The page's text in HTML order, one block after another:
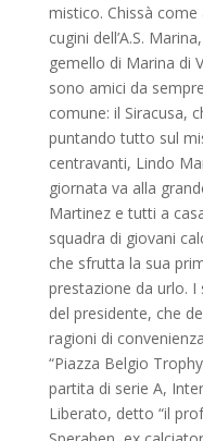
mistico. Chissà
cugini dell’A.S.
gemello di Marina di
sono amici da
comune: il Siracusa,
puntando tutto sul
centravanti, Lindo
giornata va alla
Martinez e tutti a
squadra di giovani
che sfrutta la sua
prestazione da urlo. I
del presidente, che
ragioni di
“Piazza Belgio
partita di serie A,
Liberato, detto “il